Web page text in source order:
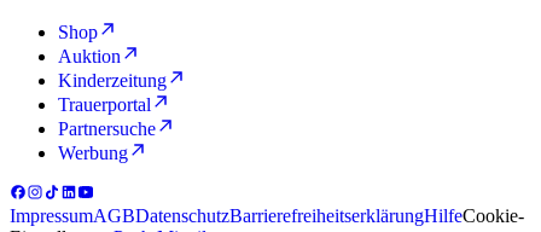
Shop
Auktion
Kinderzeitung
Trauerportal
Partnersuche
Werbung
ImpressumAGBDatenschutzBarrierefreiheitserklärungHilfeCookie-